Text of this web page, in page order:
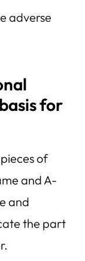
adverse
for
of
and A-
and
the part